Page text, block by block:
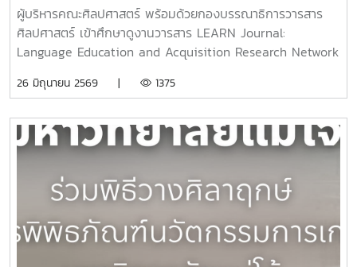
สื่อสารสร้างความสัมพันธ์กับผู้สมัครตั้งแต่รอบการรับสมัครแรก
การศึกษาดูงานในครั้งนี้นับเป็นโอกาสอันดีในการแลกเปลี่ยนองค์
ความรู้และประสบการณ์การบริหารจัดการระหว่างสองสถาบัน อัน
วิชาการ และการสื่อสารองค์กรให้มีประสิทธิภาพยิ่งขึ้น ตลอดจน
พัฒนาสังคมในอนาคต
ของตลาดแรงงาน พร้อมทั้งแสดงความยินดีต่อการสร้างเครือ
ข่ายความร่วมมือกับองค์กรชั้นนำระดับโลกพิธีลงนามบันทึกความ
เข้าใจครั้งนี้ดำเนินการโดยผู้แทนจากมหาวิทยาลัยแม่โจ้ และ
องค์กรร่วมเป็นสักขีพยาน ก่อนร่วมบันทึกภาพหมู่เพื่อเป็นที่ระลึก
และความร่วมมือความร่วมมือในครั้งนี้นับเป็นอีกก้าวสำคัญของ
มหาวิทยาลัยแม่โจ้ในการขยายเครือข่ายความร่วมมือกับภาค
เสริมการพัฒนาทักษะวิชาชีพ และเพิ่มโอกาสในการฝึกงานและ
การมีงานทำของนักศึกษา อันจะนำไปสู่การผลิตบัณฑิตที่มี
ศักยภาพและสามารถแข่งขันได้ในระดับสากลต่อไป
ผู้บริหารคณะศิลปศาสตร์ พร้อมด้วยกองบรรณาธิการวารสาร
ศิลปศาสตร์ เข้าศึกษาดูงานวารสาร LEARN Journal:
Language Education and Acquisition Research Network
มหาวิทยาลัยธรรมศาสตร์ ซึ่งได้รับการจัดอันดับอยู่ที่ Percentile
ฐานข้อมูล Scopus และ Citescore 2.9 (ประจำปี 2025) สำนัก
มหาวิทยาลัยธรรมศาสตร์ โดยได้รับการต้อนรับพร้อมบรรยาย
การสถาบันภาษา
26 มิถุนายน 2569 | 1375